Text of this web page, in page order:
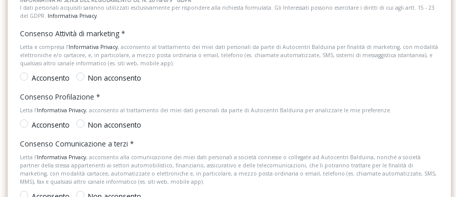
I dati personali acquisiti saranno utilizzati esclusivamente per rispondere alla richiesta formulata. Gli Interessati possono esercitare i diritti di cui agli artt. 15 - 23
del GDPR. Informativa Privacy.
Consenso Attività di marketing *
Letta e compresa l’Informativa Privacy, acconsento al trattamento dei miei dati personali da parte di Autocentri Balduina per finalità di marketing, con modalità
elettroniche e/o cartacee, e, in particolare, a mezzo posta ordinaria o email, telefono (es. chiamate automatizzate, SMS, sistemi di messaggistica istantanea), e
qualsiasi altro canale informatico (es. siti web, mobile app).
Acconsento
Non acconsento
Consenso Profilazione *
Letta l’Informativa Privacy, acconsento al trattamento dei miei dati personali da parte di Autocentri Balduina per analizzare le mie preferenze.
Acconsento
Non acconsento
Consenso Comunicazione a terzi *
Letta l’Informativa Privacy, acconsento alla comunicazione dei miei dati personali a società connesse o collegate ad Autocentri Balduina, nonché a società
partner della stessa appartenenti ai settori automobilistico, finanziario, assicurativo e delle telecomunicazioni, che li potranno trattare per le finalità di
marketing, con modalità cartacee, automatizzate o elettroniche e, in particolare, a mezzo posta ordinaria o email, telefono (es. chiamate automatizzate, SMS,
MMS), fax e qualsiasi altro canale informatico (es. siti web, mobile app).